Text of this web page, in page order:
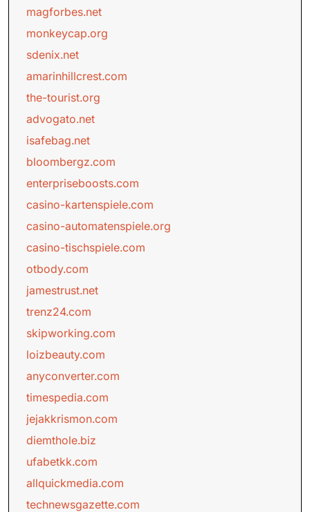
magforbes.net
monkeycap.org
sdenix.net
amarinhillcrest.com
the-tourist.org
advogato.net
isafebag.net
bloombergz.com
enterpriseboosts.com
casino-kartenspiele.com
casino-automatenspiele.org
casino-tischspiele.com
otbody.com
jamestrust.net
trenz24.com
skipworking.com
loizbeauty.com
anyconverter.com
timespedia.com
jejakkrismon.com
diemthole.biz
ufabetkk.com
allquickmedia.com
technewsgazette.com